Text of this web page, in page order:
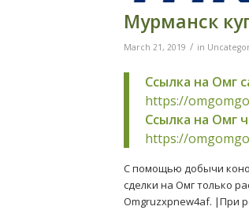
Мурманск
March 21, 2019 / in
Ссылка на Омг
https://
Ссылка на Омг
https://
С помощью добычи
сделки на Омг только
Omgruzxpnew4af. |При